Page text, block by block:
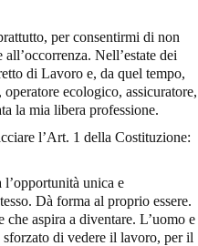
per consentirmi di non
Nell’estate dei
di Lavoro e, da quel tempo,
ecologico, assicuratore,
la mia libera professione.
l’Art. 1 della Costituzione:
unica e
Dà forma al proprio essere.
che aspira a diventare. L’uomo e
di vedere il lavoro, per il